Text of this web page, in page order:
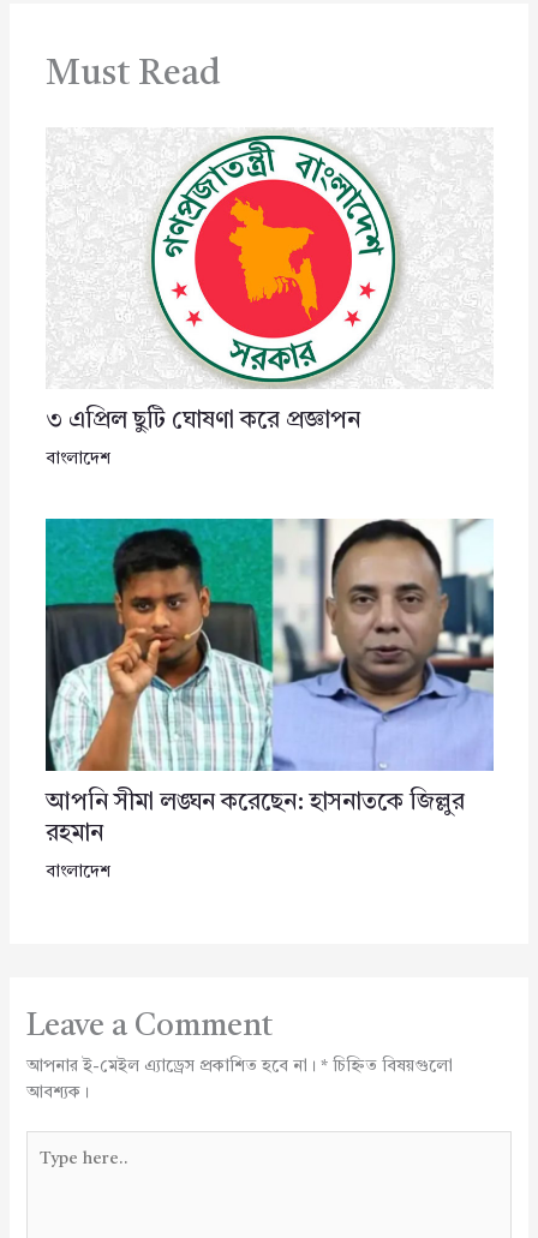
Must Read
৩ এপ্রিল ছুটি ঘোষণা করে প্রজ্ঞাপন
বাংলাদেশ
আপনি সীমা লঙ্ঘন করেছেন: হাসনাতকে জিল্লুর
রহমান
বাংলাদেশ
Leave a Comment
আপনার ই-মেইল এ্যাড্রেস প্রকাশিত হবে না। *চিহ্নিত বিষয়গুলো
আবশ্যক।
here..